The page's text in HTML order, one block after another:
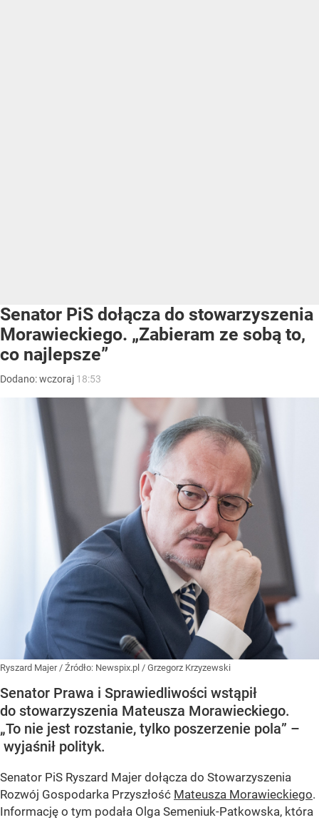
Senator PiS dołącza do stowarzyszenia
Morawieckiego. „Zabieram ze sobą to,
co najlepsze”
Dodano:wczoraj 18:53
Ryszard Majer / Źródło: Newspix.pl / Grzegorz Krzyzewski
Senator Prawa i Sprawiedliwości wstąpił
do stowarzyszenia Mateusza Morawieckiego.
„To nie jest rozstanie, tylko poszerzenie pola” –
wyjaśnił polityk.
Senator PiS Ryszard Majer dołącza do Stowarzyszenia
Rozwój Gospodarka Przyszłość Mateusza Morawieckiego.
Informację o tym podała Olga Semeniuk-Patkowska, która